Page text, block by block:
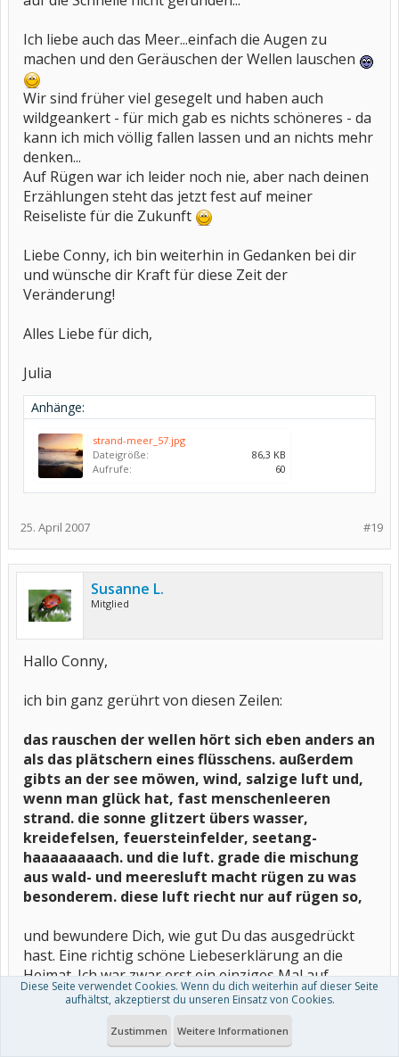
Ich liebe auch das Meer...einfach die Augen zu
machen und den Geräuschen der Wellen lauschen
Wir sind früher viel gesegelt und haben auch
wildgeankert - für mich gab es nichts schöneres - da
kann ich mich völlig fallen lassen und an nichts mehr
denken...
Auf Rügen war ich leider noch nie, aber nach deinen
Erzählungen steht das jetzt fest auf meiner
Reiseliste für die Zukunft
Liebe Conny, ich bin weiterhin in Gedanken bei dir
und wünsche dir Kraft für diese Zeit der
Veränderung!
Alles Liebe für dich,
Julia
Anhänge:
strand-meer_57.jpg
Dateigröße:
86,3 KB
Aufrufe:
60
#19
25. April 2007
Susanne L.
Mitglied
Hallo Conny,
ich bin ganz gerührt von diesen Zeilen:
das rauschen der wellen hört sich eben anders an
als das plätschern eines flüsschens. außerdem
gibts an der see möwen, wind, salzige luft und,
wenn man glück hat, fast menschenleeren
strand. die sonne glitzert übers wasser,
kreidefelsen, feuersteinfelder, seetang-
haaaaaaaach. und die luft. grade die mischung
aus wald- und meeresluft macht rügen zu was
besonderem. diese luft riecht nur auf rügen so,
und bewundere Dich, wie gut Du das ausgedrückt
hast. Eine richtig schöne Liebeserklärung an die
Heimat. Ich war zwar erst ein einziges Mal auf
Rügen, und es ist auch schon lange her, aber ich
Diese Seite verwendet Cookies. Wenn du dich weiterhin auf dieser Seite
aufhältst, akzeptierst du unseren Einsatz von Cookies.
Zustimmen Weitere Informationen